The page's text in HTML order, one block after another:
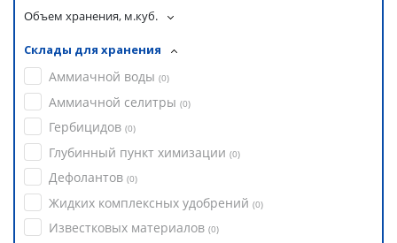
Объем хранения, м.куб.
Склады для хранения
Аммиачной воды (0)
Аммиачной селитры (0)
Гербицидов (0)
Глубинный пункт химизации (0)
Дефолантов (0)
Жидких комплексных удобрений (0)
Известковых материалов (0)